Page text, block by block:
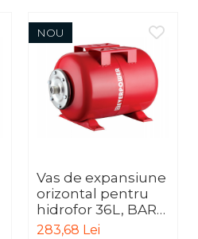
NOU
Vas de expansiune
orizontal pentru
hidrofor 36L, BAR-
RH36
283,68 Lei